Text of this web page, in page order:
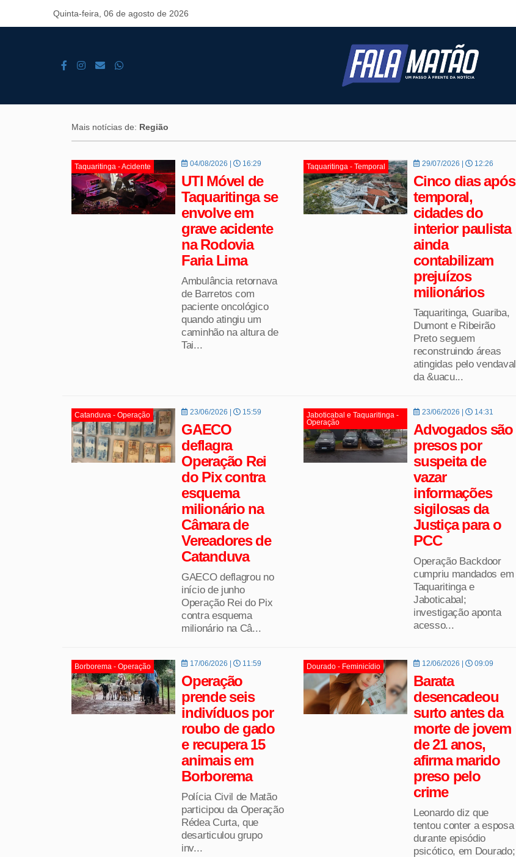
Quinta-feira, 06 de agosto de 2026
Mais notícias de: Região
Taquaritinga - Acidente 04/08/2026 | 16:29
UTI Móvel de
Taquaritinga se
envolve em
grave acidente
na Rodovia
Faria Lima
Ambulância retornava
de Barretos com
paciente oncológico
quando atingiu um
caminhão na altura de
Tai...
Taquaritinga - Temporal 29/07/2026 | 12:26
Cinco dias após
temporal,
cidades do
interior paulista
ainda
contabilizam
prejuízos
milionários
Taquaritinga, Guariba,
Dumont e Ribeirão
Preto seguem
reconstruindo áreas
atingidas pelo vendaval
da &uacu...
Catanduva - Operação 23/06/2026 | 15:59
GAECO
deflagra
Operação Rei
do Pix contra
esquema
milionário na
Câmara de
Vereadores de
Catanduva
GAECO deflagrou no
início de junho
Operação Rei do Pix
contra esquema
milionário na Câ...
Jaboticabal e Taquaritinga -
Operação
23/06/2026 | 14:31
Advogados são
presos por
suspeita de
vazar
informações
sigilosas da
Justiça para o
PCC
Operação Backdoor
cumpriu mandados em
Taquaritinga e
Jaboticabal;
investigação aponta
acesso...
Borborema - Operação 17/06/2026 | 11:59
Operação
prende seis
indivíduos por
roubo de gado
e recupera 15
animais em
Borborema
Polícia Civil de Matão
participou da Operação
Rédea Curta, que
desarticulou grupo
inv...
Dourado - Feminicídio 12/06/2026 | 09:09
Barata
desencadeou
surto antes da
morte de jovem
de 21 anos,
afirma marido
preso pelo
crime
Leonardo diz que
tentou conter a esposa
durante episódio
psicótico, em Dourado;